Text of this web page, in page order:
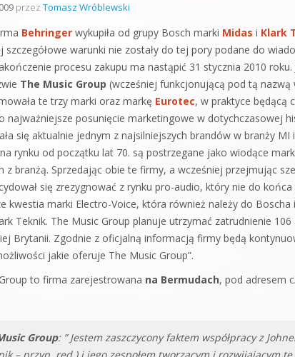
przez Tomasz Wróblewski
Behringer wykupiła od grupy Bosch marki Midas i Klark
szczegółowe warunki nie zostały do tej pory podane do
procesu zakupu ma nastąpić 31 stycznia 2010
The Music Group (wcześniej funkcjonującą pod tą
te trzy marki oraz markę Eurotec, w praktyce będącą
najważniejsze posunięcie marketingowe w dotychczasowej
się aktualnie jednym z najsilniejszych brandów w branży MI
rynku od początku lat 70. są postrzegane jako wiodące
branżą. Sprzedając obie te firmy, a wcześniej przejmując
się zrezygnować z rynku pro-audio, który nie do
kwestia marki Electro-Voice, która również należy do Boscha
Teknik. The Music Group planuje utrzymać zatrudnienie
Brytanii. Zgodnie z oficjalną informacją firmy będą
jakie oferuje The Music Group”.
to firma zarejestrowana na Bermudach, pod adresem
Group: ” Jestem zaszczycony faktem współpracy z